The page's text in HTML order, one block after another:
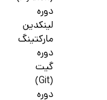
دوره
لینکدین
مارکتینگ
دوره
گیت
(Git)
دوره